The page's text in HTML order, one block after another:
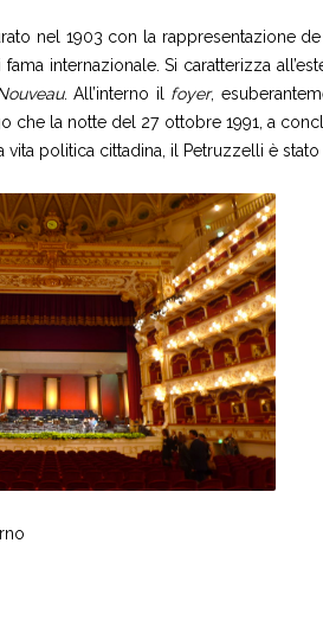
nel 1903 con la rappresentazione de
internazionale. Si caratterizza
. All’interno il foyer,
che la notte del 27 ottobre 1991, a
vita politica cittadina, il Petruzzelli è